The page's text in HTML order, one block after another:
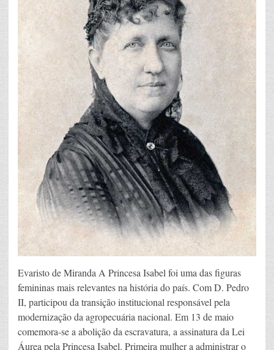
Evaristo de Miranda A Princesa Isabel foi uma das figuras
femininas mais relevantes na história do país. Com D. Pedro
II, participou da transição institucional responsável pela
modernização da agropecuária nacional. Em 13 de maio
comemora-se a abolição da escravatura, a assinatura da Lei
Áurea pela Princesa Isabel. Primeira mulher a administrar o